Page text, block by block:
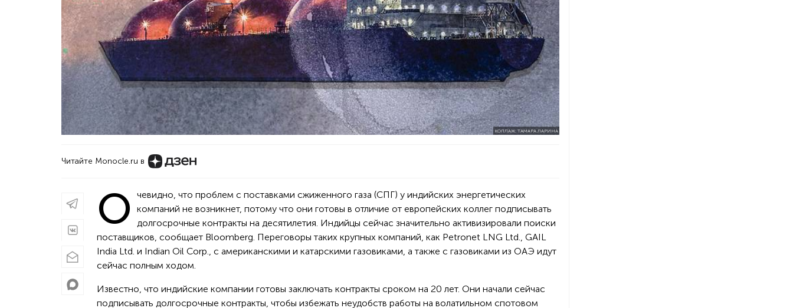
КОЛЛАЖ: ТАМАРА ЛАРИНА
Читайте Monocle.ru в
О
чевидно, что проблем с поставками сжиженного газа (СПГ) у индийских энергетических
компаний не возникнет, потому что они готовы в отличие от европейских коллег подписывать
долгосрочные контракты на десятилетия. Индийцы сейчас значительно активизировали поиски
поставщиков, сообщает Bloomberg. Переговоры таких крупных компаний, как Petronet LNG Ltd., GAIL
India Ltd. и Indian Oil Corp., с американскими и катарскими газовиками, а также с газовиками из ОАЭ идут
сейчас полным ходом.
Известно, что индийские компании готовы заключать контракты сроком на 20 лет. Они начали сейчас
подписывать долгосрочные контракты, чтобы избежать неудобств работы на волатильном спотовом